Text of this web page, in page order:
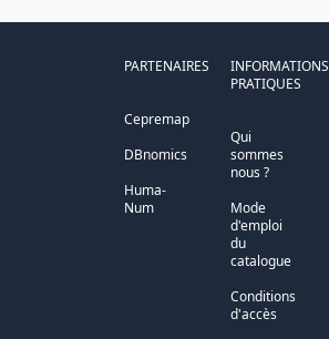
PARTENAIRES
Cepremap
DBnomics
Huma-
Num
INFORMATIONS
PRATIQUES
Qui
sommes
nous ?
Mode
d'emploi
du
catalogue
Conditions
d'accès